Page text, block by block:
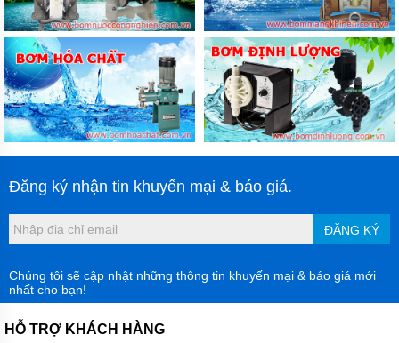
Đăng ký nhận tin khuyến mại & báo giá.
ĐĂNG KÝ
Chúng tôi sẽ cập nhật những thông tin khuyến mại & báo giá mới
nhất cho bạn!
HỖ TRỢ KHÁCH HÀNG